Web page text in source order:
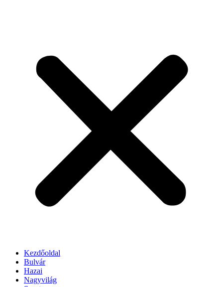
Kezdőoldal
Bulvár
Hazai
Nagyvilág